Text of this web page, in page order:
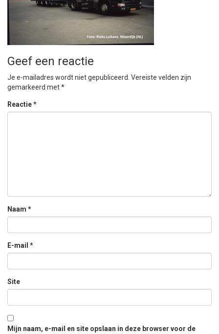
Geef een reactie
Je e-mailadres wordt niet gepubliceerd. Vereiste velden zijn
gemarkeerd met*
Reactie*
Naam *
E-mail *
Site
Mijn naam, e-mail en site opslaan in deze browser voor de